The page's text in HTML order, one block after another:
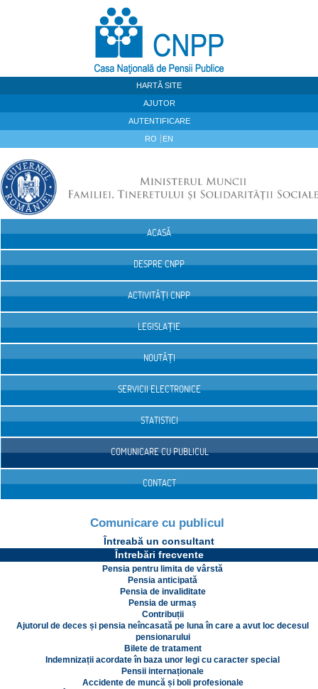
HARTĂ SITE
AJUTOR
AUTENTIFICARE
RO EN
ACASĂ
DESPRE CNPP
ACTIVITĂȚI CNPP
LEGISLAȚIE
NOUTĂȚI
SERVICII ELECTRONICE
STATISTICI
COMUNICARE CU PUBLICUL
CONTACT
Comunicare cu publicul
Întreabă un consultant
Întrebări frecvente
Pensia pentru limita de vârstă
Pensia anticipată
Pensia de invaliditate
Pensia de urmaș
Contribuții
Ajutorul de deces și pensia neîncasată pe luna în care a avut loc decesul
pensionarului
Bilete de tratament
Indemnizații acordate în baza unor legi cu caracter special
Pensii internaționale
Accidente de muncă și boli profesionale